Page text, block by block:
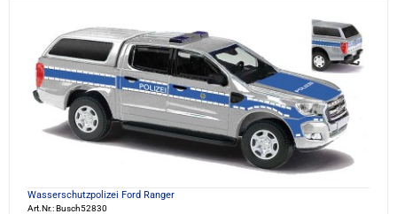
Wasserschutzpolizei Ford Ranger
Art.Nr.: Busch52830